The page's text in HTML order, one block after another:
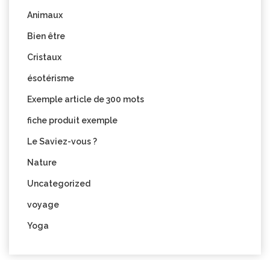
Animaux
Bien être
Cristaux
ésotérisme
Exemple article de 300 mots
fiche produit exemple
Le Saviez-vous ?
Nature
Uncategorized
voyage
Yoga